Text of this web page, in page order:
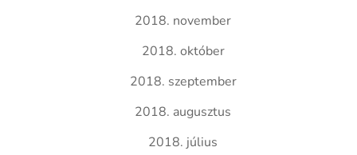
2018. november
2018. október
2018. szeptember
2018. augusztus
2018. július